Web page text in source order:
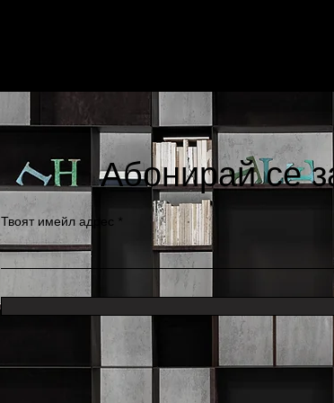
Абонирай се
Твоят имейл адрес